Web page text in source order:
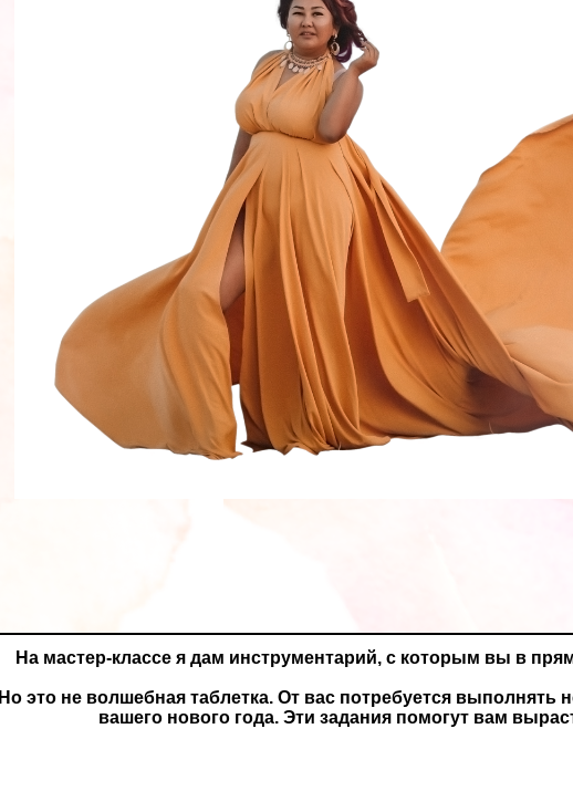
На мастер-классе я дам инструментарий, с которым вы в
Но это не волшебная таблетка. От вас потребуется
вашего нового года. Эти задания помогут вам